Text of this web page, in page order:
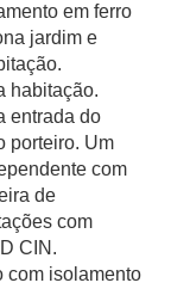
em ferro
jardim e
habitação.
entrada do
porteiro. Um
com
de
com
CIN.
com isolamento